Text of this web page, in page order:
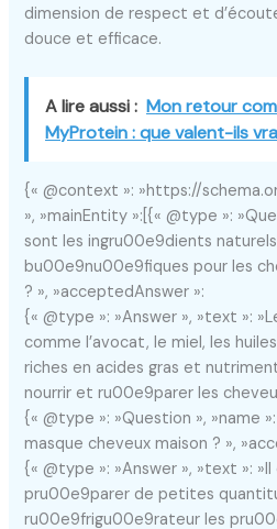
dimension de respect et
douce et efficace.
A lire aussi : Mon retour
MyProtein : que valent-ils
{« @context »: »https://
», »mainEntity »:[{« @type »:
sont les ingru00e9dients
bu00e9nu00e9fiques pour les
? », »acceptedAnswer »:
{« @type »: »Answer », »text »:
comme l’avocat, le miel, les
riches en acides gras et
nourrir et ru00e9parer les
{« @type »: »Question », »name
masque cheveux maison ? »,
{« @type »: »Answer », »text »:
pru00e9parer de petites
ru00e9frigu00e9rateur les